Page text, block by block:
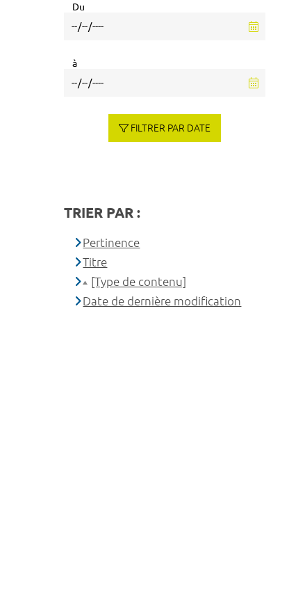
Du
à
FILTRER PAR DATE
TRIER PAR :
Pertinence
Titre
[Type de contenu]
Date de dernière modification